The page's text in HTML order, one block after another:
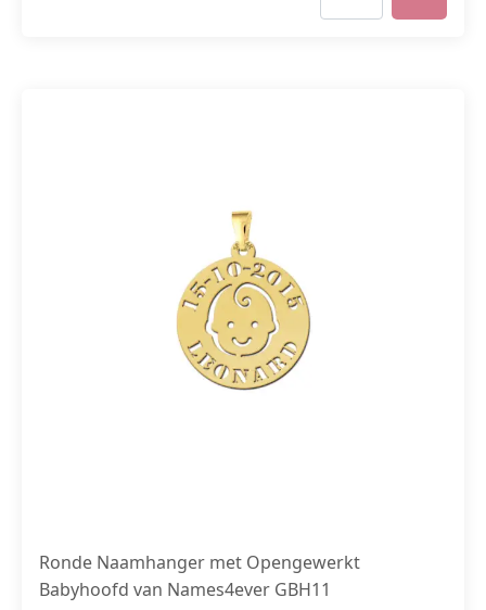
Ronde Naamhanger met Opengewerkt
Babyhoofd van Names4ever GBH11